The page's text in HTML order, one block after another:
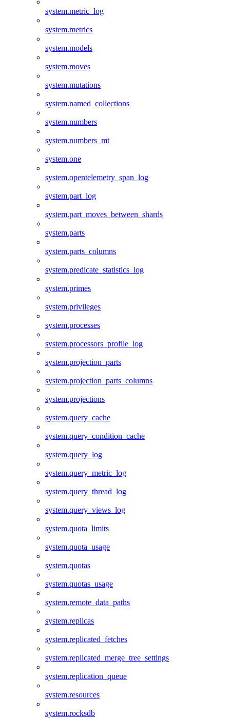
system.metric_log
system.metrics
system.models
system.moves
system.mutations
system.named_collections
system.numbers
system.numbers_mt
system.one
system.opentelemetry_span_log
system.part_log
system.part_moves_between_shards
system.parts
system.parts_columns
system.predicate_statistics_log
system.primes
system.privileges
system.processes
system.processors_profile_log
system.projection_parts
system.projection_parts_columns
system.projections
system.query_cache
system.query_condition_cache
system.query_log
system.query_metric_log
system.query_thread_log
system.query_views_log
system.quota_limits
system.quota_usage
system.quotas
system.quotas_usage
system.remote_data_paths
system.replicas
system.replicated_fetches
system.replicated_merge_tree_settings
system.replication_queue
system.resources
system.rocksdb